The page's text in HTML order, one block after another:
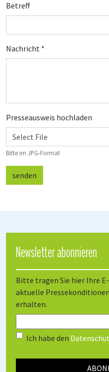
Betreff
Nachricht *
Presseausweis hochladen
Select File
Bitte im JPG-Format
senden
Newsletter abonnieren
Bitte tragen Sie hier Ihre
aktuelle
erhalten.
Ich habe den